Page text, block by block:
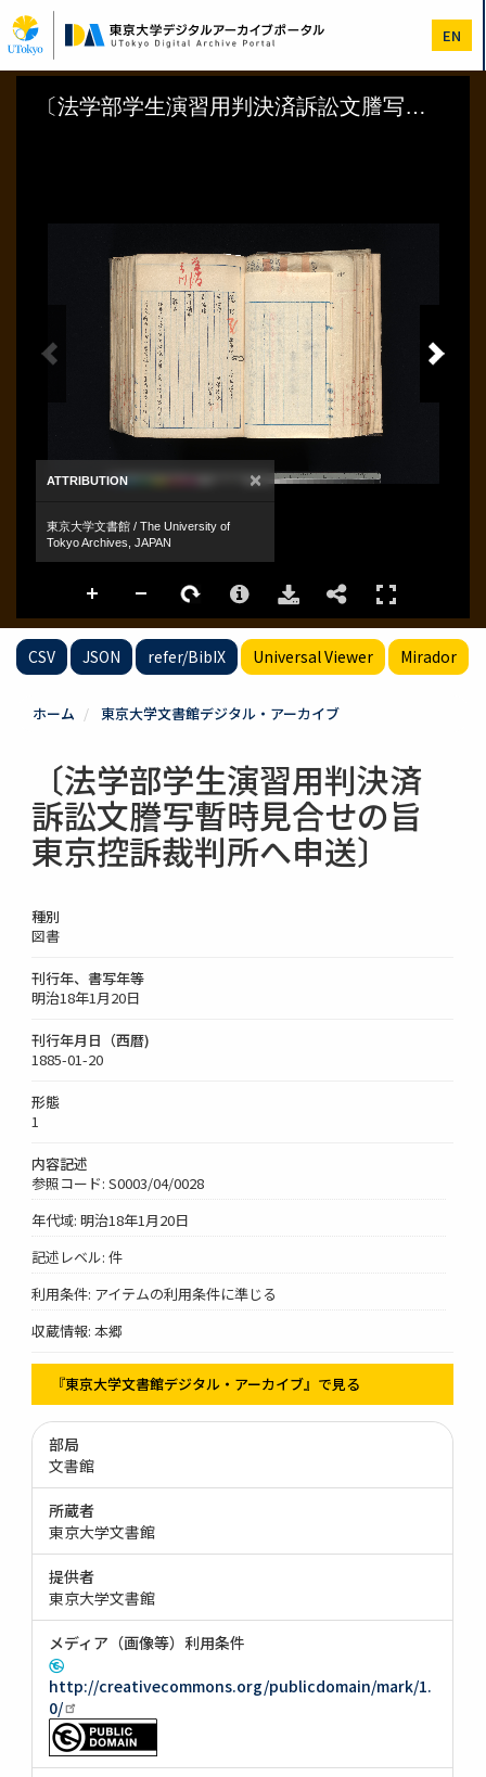
イ
ン
コ
EN
CSV JSON refer/BibIX Universal Viewer Mirador
ホーム 東京大学文書館デジタル・アーカイブ
〔法学部学生演習用判決済
訴訟文謄写暫時見合せの旨
東京控訴裁判所へ申送〕
種別
図書
刊行年、書写年等
明治18年1月20日
刊行年月日（西暦)
1885-01-20
形態
1
内容記述
参照コード: S0003/04/0028
年代域: 明治18年1月20日
記述レベル: 件
利用条件: アイテムの利用条件に準じる
収蔵情報: 本郷
『東京大学文書館デジタル・アーカイブ』で見る
部局
文書館
所蔵者
東京大学文書館
提供者
東京大学文書館
メディア（画像等）利用条件
http://creativecommons.org/publicdomain/mark/1.
0/